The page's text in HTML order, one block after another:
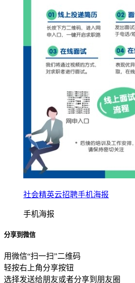
社会精英云招聘手机海报
手机海报
分享到微信
用微信“扫一扫”二维码
轻按右上角分享按钮
选择发送给朋友或者分享到朋友圈